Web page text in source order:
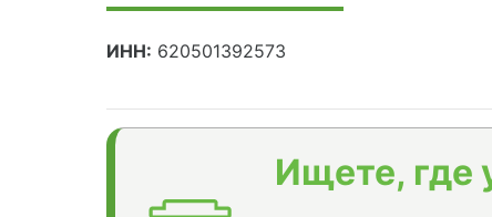
ИНН: 620501392573
Ищете, где